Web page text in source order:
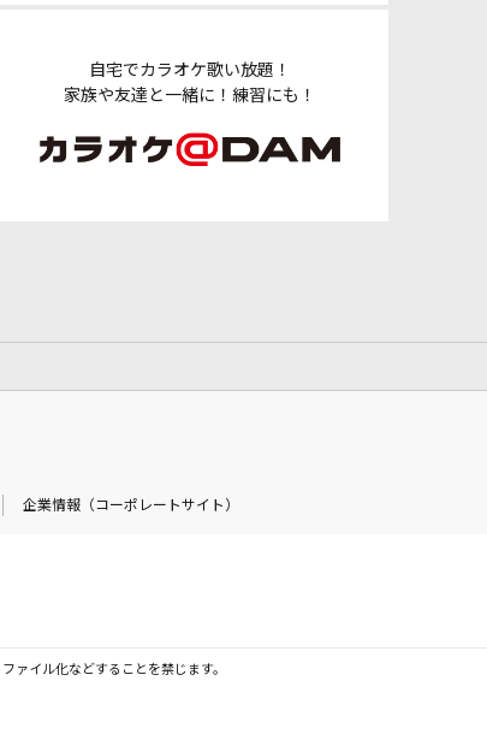
自宅でカラオケ歌い放題！
家族や友達と一緒に！練習にも！
企業情報（コーポレートサイト）
ァイル化などすることを禁じます。